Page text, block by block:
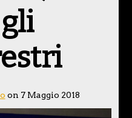
on 7 Maggio 2018